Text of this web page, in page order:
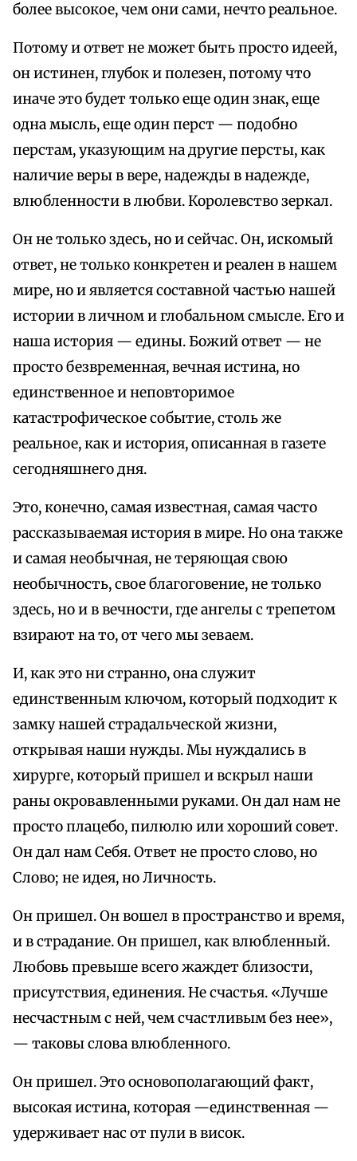
более высокое, чем они сами, нечто реальное.
Потому и ответ не может быть просто идеей,
он истинен, глубок и полезен, потому что
иначе это будет только еще один знак, еще
одна мысль, еще один перст — подобно
перстам, указующим на другие персты, как
наличие веры в вере, надежды в надежде,
влюбленности в любви. Королевство зеркал.
Он не только здесь, но и сейчас. Он, искомый
ответ, не только конкретен и реален в нашем
мире, но и является составной частью нашей
истории в личном и глобальном смысле. Его и
наша история — едины. Божий ответ — не
просто безвременная, вечная истина, но
единственное и неповторимое
катастрофическое событие, столь же
реальное, как и история, описанная в газете
сегодняшнего дня.
Это, конечно, самая известная, самая часто
рассказываемая история в мире. Но она также
и самая необычная, не теряющая свою
необычность, свое благоговение, не только
здесь, но и в вечности, где ангелы с трепетом
взирают на то, от чего мы зеваем.
И, как это ни странно, она служит
единственным ключом, который подходит к
замку нашей страдальческой жизни,
открывая наши нужды. Мы нуждались в
хирурге, который пришел и вскрыл наши
раны окровавленными руками. Он дал нам не
просто плацебо, пилюлю или хороший совет.
Он дал нам Себя. Ответ не просто слово, но
Слово; не идея, но Личность.
Он пришел. Он вошел в пространство и время,
и в страдание. Он пришел, как влюбленный.
Любовь превыше всего жаждет близости,
присутствия, единения. Не счастья. «Лучше
несчастным с ней, чем счастливым без нее»,
— таковы слова влюбленного.
Он пришел. Это основополагающий факт,
высокая истина, которая —единственная —
удерживает нас от пули в висок.